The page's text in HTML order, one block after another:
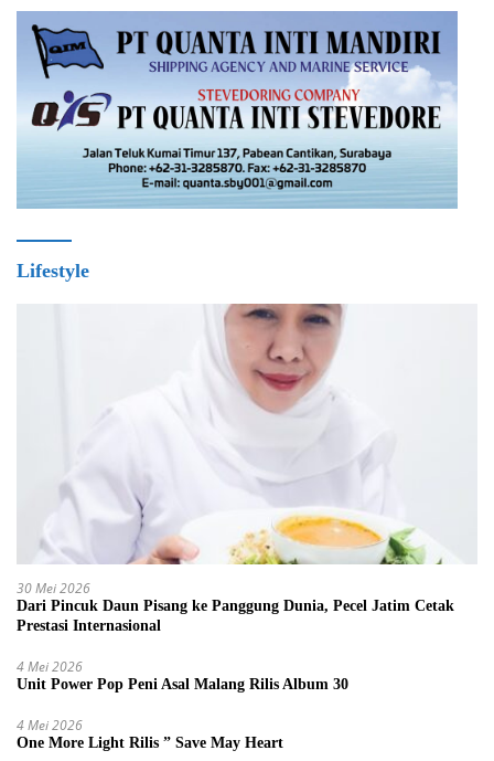
Lifestyle
30 Mei 2026
Dari Pincuk Daun Pisang ke Panggung Dunia, Pecel Jatim Cetak
Prestasi Internasional
4 Mei 2026
Unit Power Pop Peni Asal Malang Rilis Album 30
4 Mei 2026
One More Light Rilis ” Save May Heart